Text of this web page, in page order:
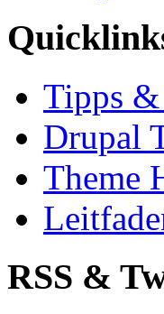
Tipps
Drupal
Theme
RSS &